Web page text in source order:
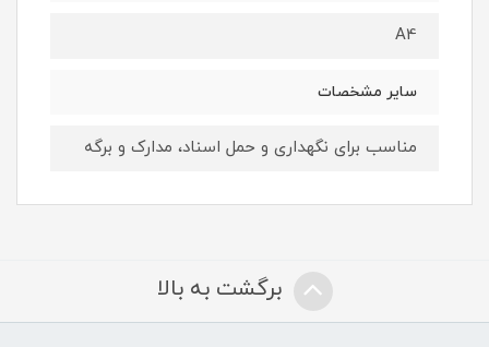
A4
سایر مشخصات
مناسب برای نگهداری و حمل اسناد، مدارک و برگه
برگشت به بالا